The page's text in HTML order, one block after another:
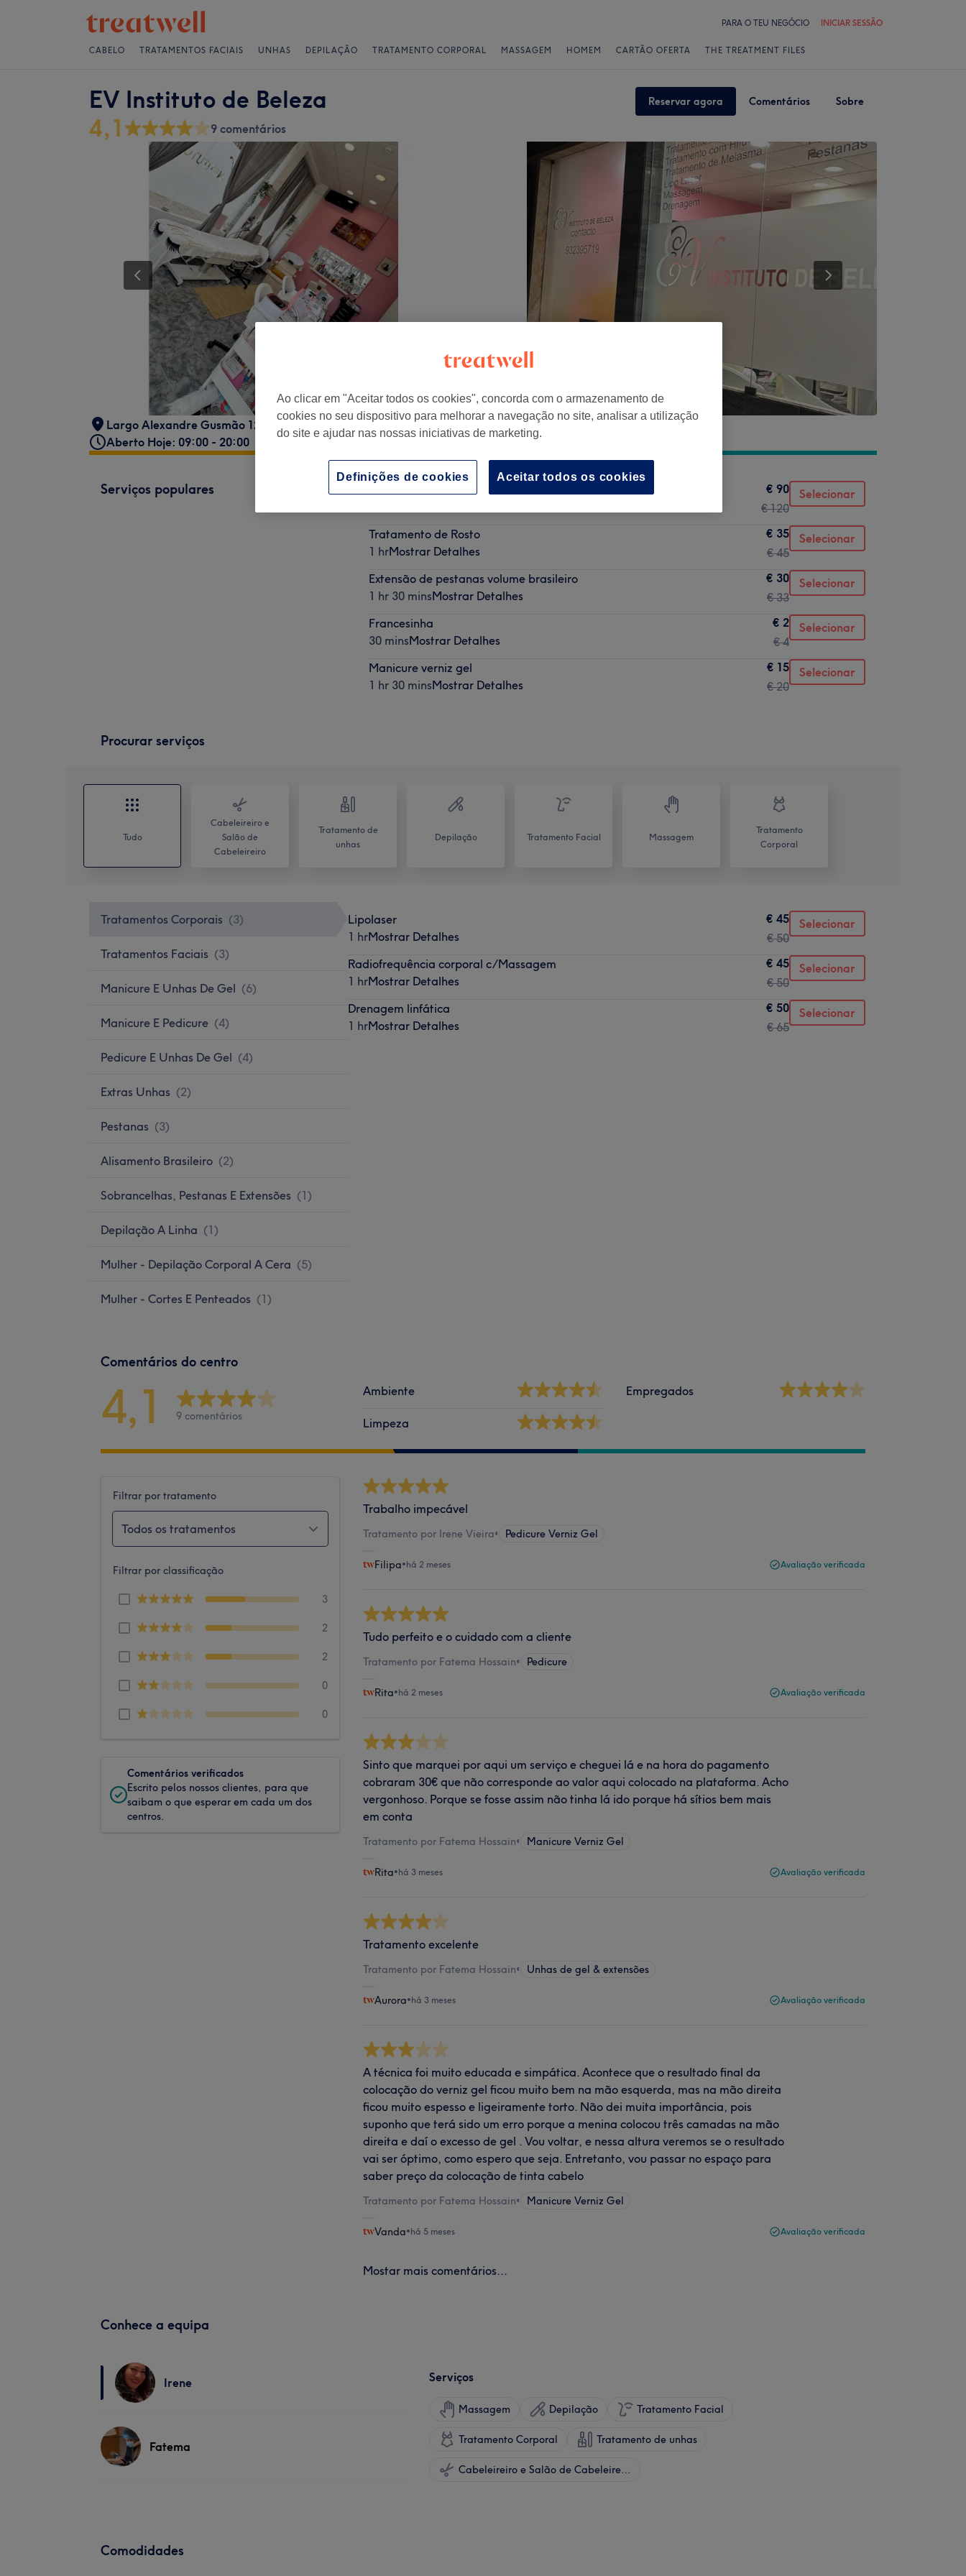
PARA O TEU NEGÓCIO INICIAR SESSÃO
CABELO TRATAMENTOS FACIAIS UNHAS DEPILAÇÃO TRATAMENTO CORPORAL MASSAGEM HOMEM CARTÃO OFERTA THE TREATMENT FILES
EV Instituto de Beleza Reservar agora Comentários Sobre
4,1 9 comentários
Largo Alexandre Gusmão 12A
Portugal
Aberto Hoje: 09:00 - 20:00
Serviços populares
€ 90
€ 120
Selecionar
Tratamento de Rosto
1 hrMostrar Detalhes
€ 35
€ 45
Selecionar
Extensão de pestanas volume brasileiro
1 hr 30 minsMostrar Detalhes
€ 30
€ 33
Selecionar
Francesinha
30 minsMostrar Detalhes
€ 2
€ 4
Selecionar
Manicure verniz gel
1 hr 30 minsMostrar Detalhes
€ 15
€ 20
Selecionar
Procurar serviços
Tudo
Cabeleireiro e
Salão de
Cabeleireiro
Tratamento de
unhas
Depilação Tratamento Facial Massagem
Tratamento
Corporal
Tratamentos Corporais (3)
Tratamentos Faciais (3)
Manicure E Unhas De Gel (6)
Manicure E Pedicure (4)
Pedicure E Unhas De Gel (4)
Extras Unhas (2)
Pestanas (3)
Alisamento Brasileiro (2)
Sobrancelhas, Pestanas E Extensões (1)
Depilação A Linha (1)
Mulher - Depilação Corporal A Cera (5)
Mulher - Cortes E Penteados (1)
Lipolaser
1 hrMostrar Detalhes
€ 45
€ 50
Selecionar
Radiofrequência corporal c/Massagem
1 hrMostrar Detalhes
€ 45
€ 50
Selecionar
Drenagem linfática
1 hrMostrar Detalhes
€ 50
€ 65
Selecionar
Comentários do centro
4,1 9 comentários
Ambiente
Limpeza
Empregados
Filtrar por tratamento
Todos os tratamentos
Filtrar por classificação
3
2
2
0
0
Comentários verificados
Escrito pelos nossos clientes, para que
saibam o que esperar em cada um dos
centros.
Trabalho impecável
Tratamento por Irene Vieira• Pedicure Verniz Gel
Filipa•há 2 meses Avaliação verificada
Tudo perfeito e o cuidado com a cliente
Tratamento por Fatema Hossain• Pedicure
Rita•há 2 meses Avaliação verificada
Sinto que marquei por aqui um serviço e cheguei lá e na hora do pagamento
cobraram 30€ que não corresponde ao valor aqui colocado na plataforma. Acho
vergonhoso. Porque se fosse assim não tinha lá ido porque há sítios bem mais
em conta
Tratamento por Fatema Hossain• Manicure Verniz Gel
Rita•há 3 meses Avaliação verificada
Tratamento excelente
Tratamento por Fatema Hossain• Unhas de gel & extensões
Aurora•há 3 meses Avaliação verificada
A técnica foi muito educada e simpática. Acontece que o resultado final da
colocação do verniz gel ficou muito bem na mão esquerda, mas na mão direita
ficou muito espesso e ligeiramente torto. Não dei muita importância, pois
suponho que terá sido um erro porque a menina colocou três camadas na mão
direita e daí o excesso de gel . Vou voltar, e nessa altura veremos se o resultado
vai ser óptimo, como espero que seja. Entretanto, vou passar no espaço para
saber preço da colocação de tinta cabelo
Tratamento por Fatema Hossain• Manicure Verniz Gel
Vanda•há 5 meses Avaliação verificada
Mostar mais comentários...
Conhece a equipa
Irene
Fatema
Serviços
Massagem Depilação Tratamento Facial
Tratamento Corporal Tratamento de unhas
Cabeleireiro e Salão de Cabeleireiro
Comodidades
Ao clicar em "Aceitar todos os cookies", concorda com o armazenamento de
cookies no seu dispositivo para melhorar a navegação no site, analisar a utilização
do site e ajudar nas nossas iniciativas de marketing.
Aceitar todos os cookies
Definições de cookies